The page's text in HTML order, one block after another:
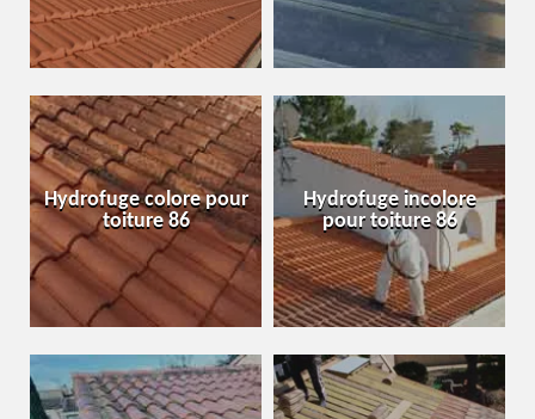
Hydrofuge colore pour
toiture 86
Hydrofuge incolore
pour toiture 86